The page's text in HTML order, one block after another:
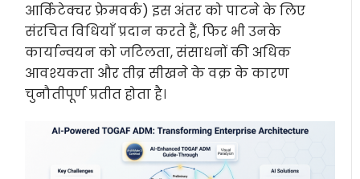
आर्किटेक्चर फ्रेमवर्क) इस अंतर को पाटने के लिए
संरचित विधियाँ प्रदान करते हैं, फिर भी उनके
कार्यान्वयन को जटिलता, संसाधनों की अधिक
आवश्यकता और तीव्र सीखने के वक्र के कारण
चुनौतीपूर्ण प्रतीत होता है।